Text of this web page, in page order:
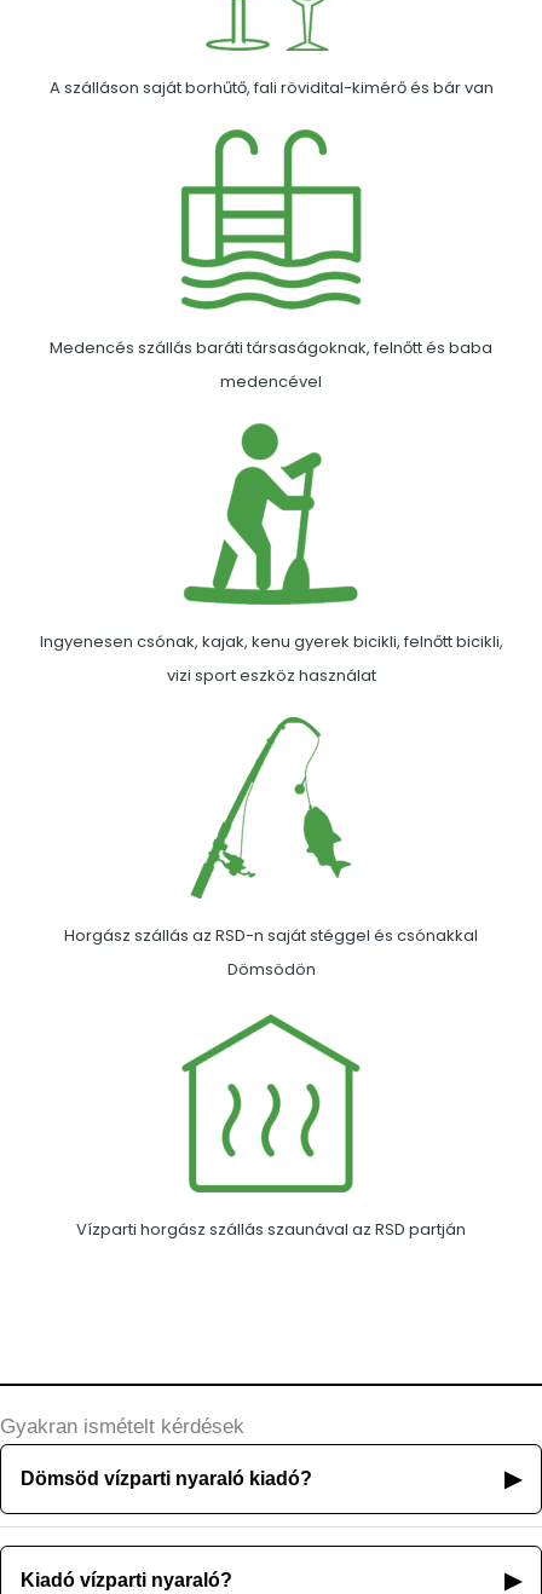
A szálláson saját borhűtő, fali rövidital-kimérő és bár van
Medencés szállás baráti társaságoknak, felnőtt és baba
medencével
Ingyenesen csónak, kajak, kenu gyerek bicikli, felnőtt bicikli,
vizi sport eszköz használat
Horgász szállás az RSD-n saját stéggel és csónakkal
Dömsödön
Vízparti horgász szállás szaunával az RSD partján
Gyakran ismételt kérdések
Dömsöd vízparti nyaraló kiadó? ▶
Kiadó vízparti nyaraló? ▶